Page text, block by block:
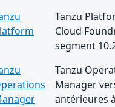
Tanzu
Cloud
segment
Tanzu
Manager
antérieures